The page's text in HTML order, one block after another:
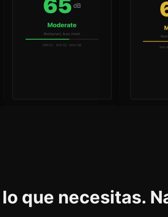
que necesitas.